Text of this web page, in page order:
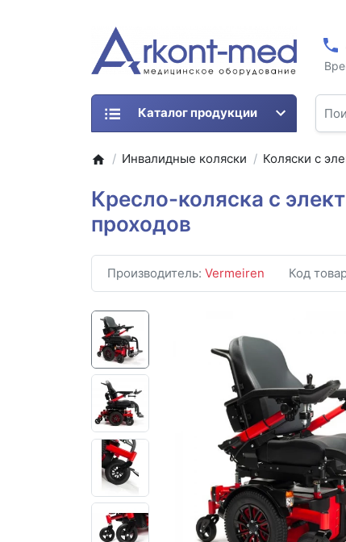
Каталог продукции
Инвалидные коляски Коляски с
Кресло-коляска с
проходов
Производитель: Vermeiren Код